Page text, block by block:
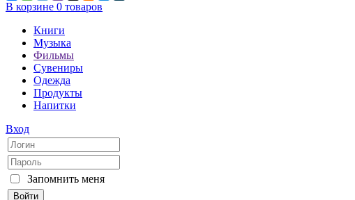
В корзине 0 товаров
Книги
Музыка
Фильмы
Сувениры
Одежда
Продукты
Напитки
Вход
Запомнить меня